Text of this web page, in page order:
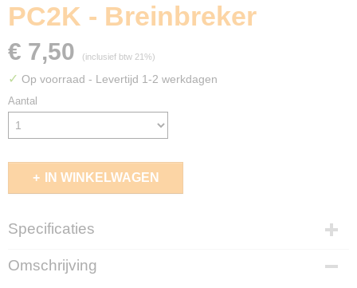
PC2K - Breinbreker
€ 7,50 (inclusief btw 21%)
✓ Op voorraad - Levertijd 1-2 werkdagen
Aantal
IN WINKELWAGEN
Specificaties
EAN code
3770012341268
Omschrijving